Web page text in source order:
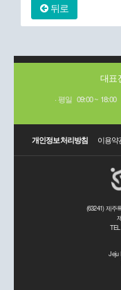
뒤로
대표
평일 09:00 ~ 18:00
개인정보처리방침 이용약
(63241) 제주
Jeju